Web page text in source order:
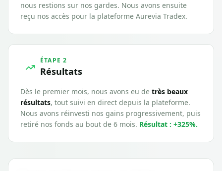
nous restions sur nos gardes. Nous avons ensuite
reçu nos accès pour la plateforme Aurevia Tradex.
ÉTAPE 2
Résultats
Dès le premier mois, nous avons eu de très beaux
résultats, tout suivi en direct depuis la plateforme.
Nous avons réinvesti nos gains progressivement, puis
retiré nos fonds au bout de 6 mois. Résultat : +325%.